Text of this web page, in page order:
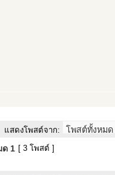
แสดงโพสต์จาก:
ด 1 [ 3 โพสต์ ]